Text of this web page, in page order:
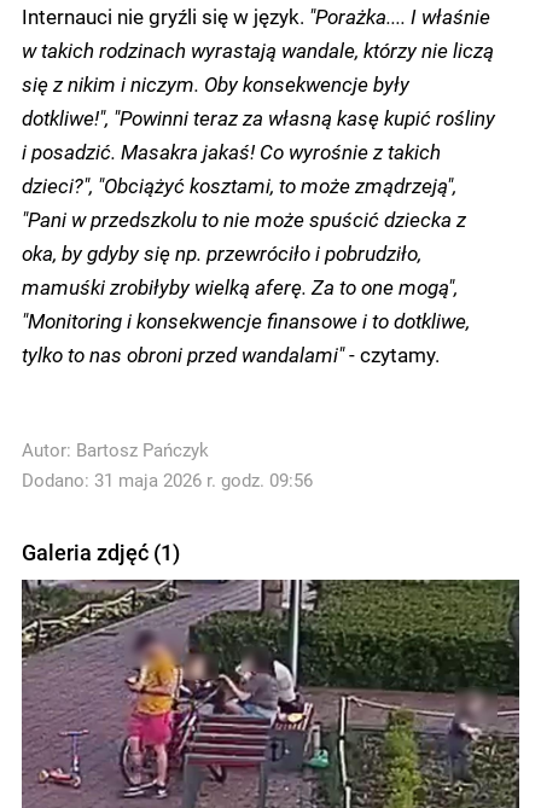
Internauci nie gryźli się w język. "Porażka.... I właśnie
w takich rodzinach wyrastają wandale, którzy nie liczą
się z nikim i niczym. Oby konsekwencje były
dotkliwe!", "Powinni teraz za własną kasę kupić rośliny
i posadzić. Masakra jakaś! Co wyrośnie z takich
dzieci?", "Obciążyć kosztami, to może zmądrzeją",
"Pani w przedszkolu to nie może spuścić dziecka z
oka, by gdyby się np. przewróciło i pobrudziło,
mamuśki zrobiłyby wielką aferę. Za to one mogą",
"Monitoring i konsekwencje finansowe i to dotkliwe,
tylko to nas obroni przed wandalami"- czytamy.
Autor: Bartosz Pańczyk
Dodano: 31 maja 2026 r. godz. 09:56
Galeria zdjęć (1)